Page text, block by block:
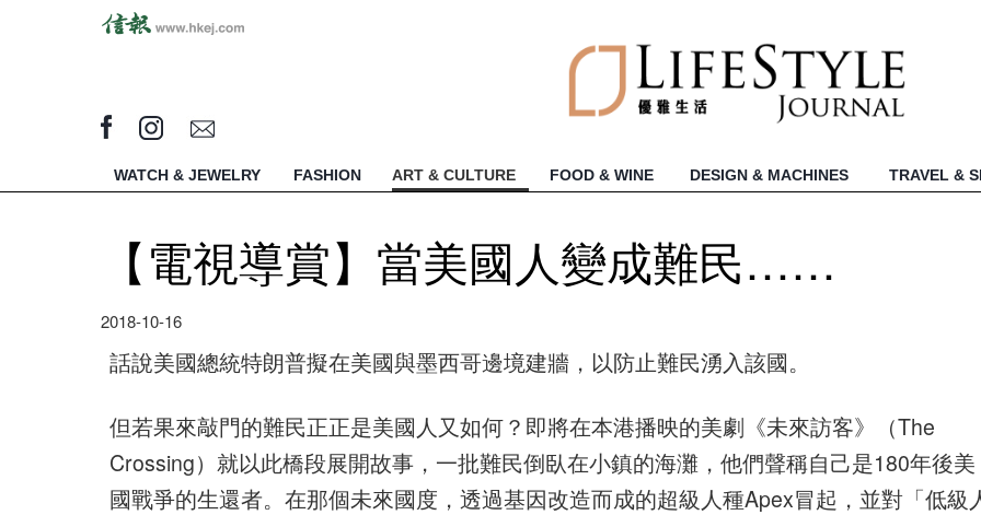
WATCH & JEWELRY FASHION ART & CULTURE FOOD & WINE DESIGN & MACHINES TRAVEL &
【電視導賞】當美國人變成難民……
2018-10-16
話說美國總統特朗普擬在美國與墨西哥邊境建牆，以防止難民湧入該國。
但若果來敲門的難民正正是美國人又如何？即將在本港播映的美劇《未來訪客》（The
Crossing）就以此橋段展開故事，一批難民倒臥在小鎮的海灘，他們聲稱自己是180年後美
國戰爭的生還者。在那個未來國度，透過基因改造而成的超級人種Apex冒起，並對「低級